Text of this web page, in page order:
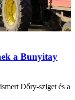
a Bunyitay
Dőry-sziget és a